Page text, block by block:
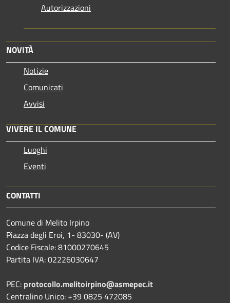
Autorizzazioni
NOVITÀ
Notizie
Comunicati
Avvisi
VIVERE IL COMUNE
Luoghi
Eventi
CONTATTI
Comune di Melito Irpino
Piazza degli Eroi, 1- 83030- (AV)
Codice Fiscale: 81000270645
Partita IVA: 02226030647
PEC: protocollo.melitoirpino@asmepec.it
Centralino Unico: +39 0825 472085